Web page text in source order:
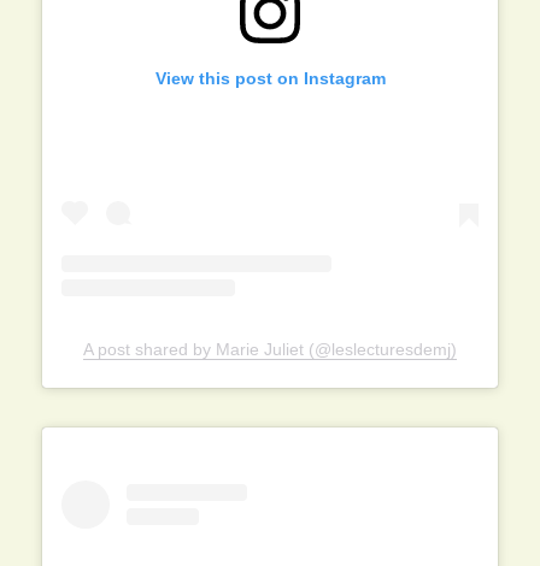
View this post on Instagram
A post shared by Marie Juliet (@leslecturesdemj)